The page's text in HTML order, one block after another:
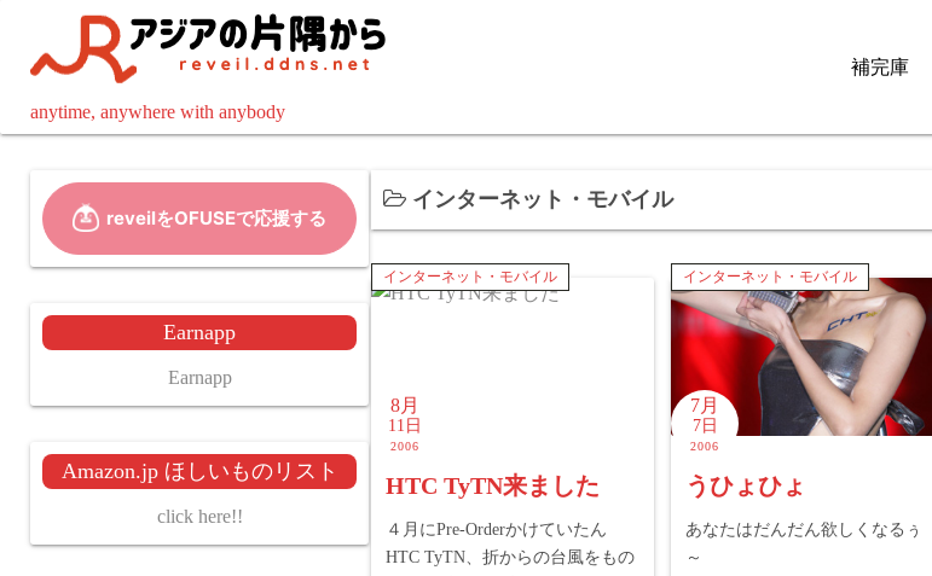
ツ
anytime, anywhere with anybody
補完庫
インターネット・モバイル
インターネット・モバイル
8月
11日
2006
HTC TyTN来ました
４月にPre-Orderかけていたん
HTC TyTN、折からの台風をもの
インターネット・モバイル
7月
7日
2006
うひょひょ
あなたはだんだん欲しくなるぅ
～
Earnapp
Earnapp
Amazon.jp ほしいものリスト
click here!!